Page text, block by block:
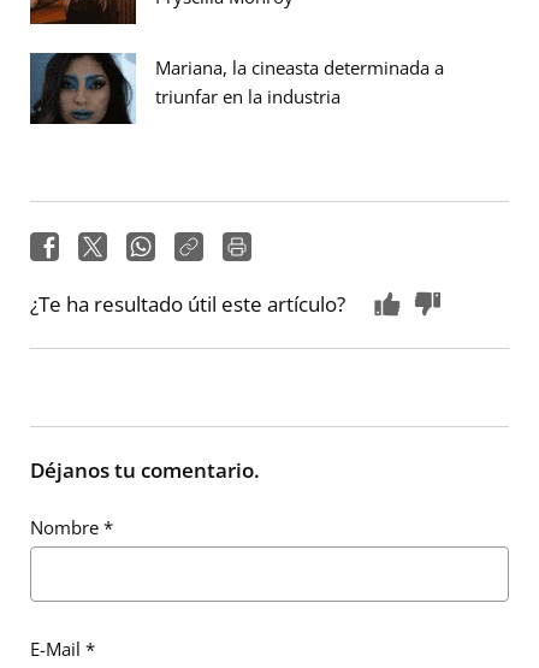
Mariana, la cineasta determinada a
triunfar en la industria
¿Te ha resultado útil este artículo?
Déjanos tu comentario.
Nombre *
E-Mail *